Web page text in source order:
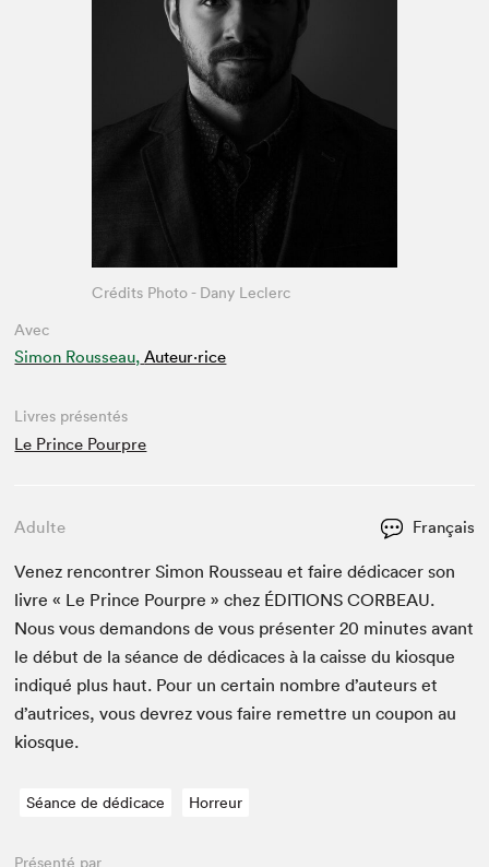
Avec
Simon Rousseau, Auteur·rice
Crédits Photo - Dany Leclerc
Livres présentés
Le Prince Pourpre
Adulte Français
Venez ren­con­tr­er Simon Rousseau et faire dédi­cac­er son
livre « Le Prince Pour­pre » chez ÉDI­TIONS COR­BEAU.
Nous vous deman­dons de vous présen­ter20 min­utes avant
le début de la séance de dédi­caces à la caisse du kiosque
indiqué plus haut. Pour un cer­tain nom­bre d’auteurs et
d’autrices, vous devrez vous faire remet­tre un coupon au
kiosque.
Séance de dédicace Horreur
Présenté par